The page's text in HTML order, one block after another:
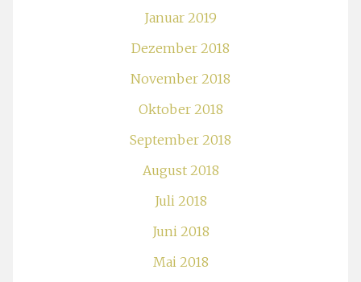
Januar 2019
Dezember 2018
November 2018
Oktober 2018
September 2018
August 2018
Juli 2018
Juni 2018
Mai 2018